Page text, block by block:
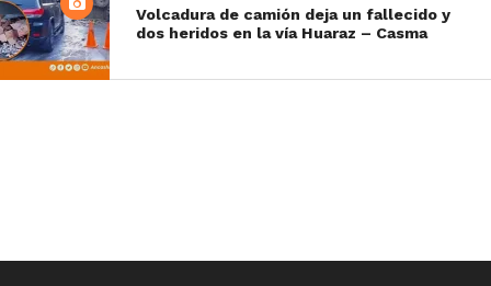
Volcadura de camión deja un fallecido y
dos heridos en la vía Huaraz – Casma